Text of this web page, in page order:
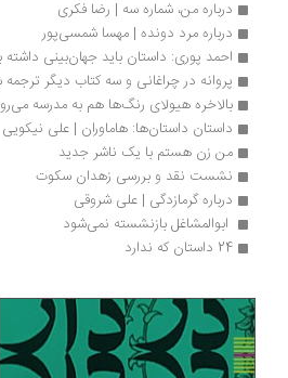
درباره من، شماره سه | رضا فکری
درباره مرد دونده | مهسا شمسی‌پور
احمد پوری: داستان باید جهان‌بینی داشته باشد
پروانه در چراغانی و سه کتاب دیگر ترجمه شدند
بالاخره هیولای رنگ‌ها هم به مدرسه می‌رود
داستان داستان‌ها: هاماوران | علی نیکویی
من زن هستم با یک ناشر جدید
نشست نقد و بررسی زهدان سکوت
درباره گرمازدگی | علی شروقی
ابوالمشاغل بازنشسته نمی‌شود